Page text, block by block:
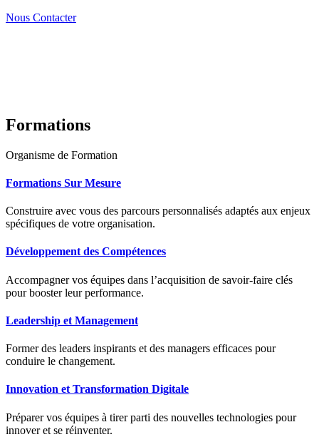
Nous Contacter
Formations
Organisme de Formation
Formations Sur Mesure
Construire avec vous des parcours personnalisés adaptés aux enjeux
spécifiques de votre organisation.
Développement des Compétences
Accompagner vos équipes dans l’acquisition de savoir-faire clés
pour booster leur performance.
Leadership et Management
Former des leaders inspirants et des managers efficaces pour
conduire le changement.
Innovation et Transformation Digitale
Préparer vos équipes à tirer parti des nouvelles technologies pour
innover et se réinventer.